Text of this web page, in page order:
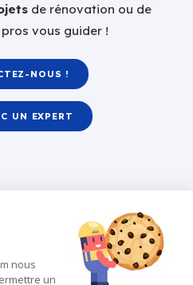
de rénovation ou de
vous guider !
NOUS !
UN EXPERT
nous
un